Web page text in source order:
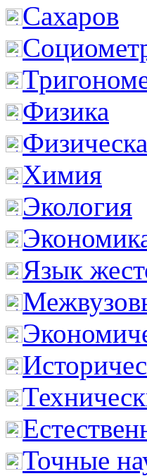
Сахаров
Физика
Химия
Экология
Язык
Точные